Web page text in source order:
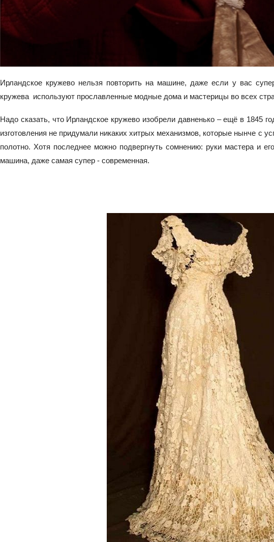
Ирландское кружево нельзя повторить на машине, даже если у вас
кружева используют прославленные модные дома и мастерицы во всех
Надо сказать, что Ирландское кружево изобрели давненько – ещё в 1845
изготовления не придумали никаких хитрых механизмов, которые нынче с
полотно. Хотя последнее можно подвергнуть сомнению: руки мастера и
машина, даже самая супер - современная.